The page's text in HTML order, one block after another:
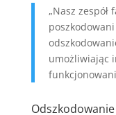
„Nasz zespół
umożliwiając